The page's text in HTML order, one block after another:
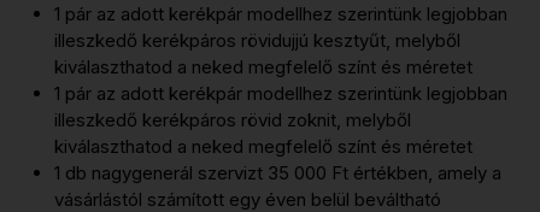
1 pár az adott kerékpár modellhez szerintünk legjobban
illeszkedő kerékpáros rövidujjú kesztyűt, melyből
kiválaszthatod a neked megfelelő színt és méretet
1 pár az adott kerékpár modellhez szerintünk legjobban
illeszkedő kerékpáros rövid zoknit, melyből
kiválaszthatod a neked megfelelő színt és méretet
1 db nagygenerál szervizt 35 000 Ft értékben, amely a
vásárlástól számított egy éven belül beváltható